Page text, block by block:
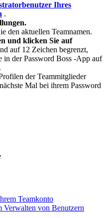
Ihres
.
.
den aktuellen Teamnamen.
und klicken Sie auf
auf 12 Zeichen begrenzt,
in der Password Boss -App auf
.
der Teammitglieder
nächste Mal bei ihrem Password
Teamkonto
Verwalten von Benutzern